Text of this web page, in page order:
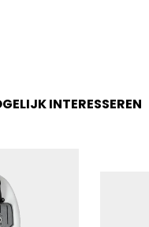
INTERESSEREN